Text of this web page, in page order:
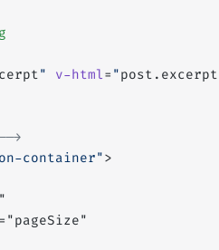
" v-html= "post.excerpt
>
container">